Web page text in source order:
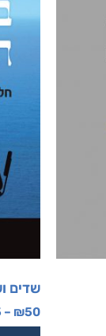
שדים
₪50
–